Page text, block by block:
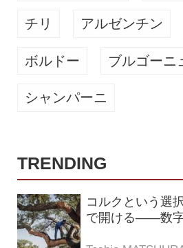
チリ アルゼンチン
ボルドー ブルゴーニ
シャンパーニ
TRENDING
コルクという選
で開ける——数